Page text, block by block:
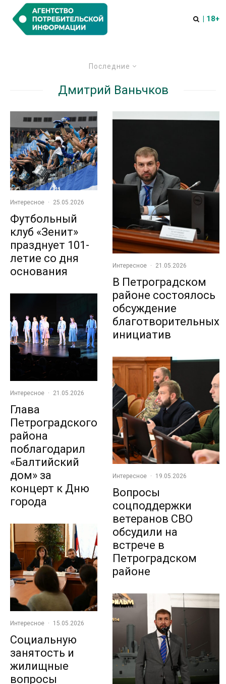
| 18+
Последние
Дмитрий Ваньчков
Интересное · 25.05.2026
Футбольный
клуб «Зенит»
празднует 101-
летие со дня
основания
Интересное · 21.05.2026
Глава
Петроградского
района
поблагодарил
«Балтийский
дом» за
концерт к Дню
города
Интересное · 15.05.2026
Социальную
занятость и
жилищные
вопросы
Интересное · 21.05.2026
В Петроградском
районе состоялось
обсуждение
благотворительных
инициатив
Интересное · 19.05.2026
Вопросы
соцподдержки
ветеранов СВО
обсудили на
встрече в
Петроградском
районе